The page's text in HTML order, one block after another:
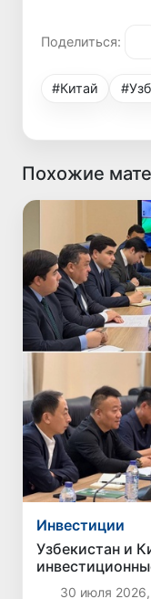
Поделиться:
#Китай
Похожие
Инвестиции
Узбекистан и
отрасли
30 июля